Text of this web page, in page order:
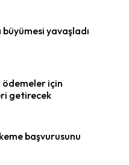
yavaşladı
için
getirecek
başvurusunu